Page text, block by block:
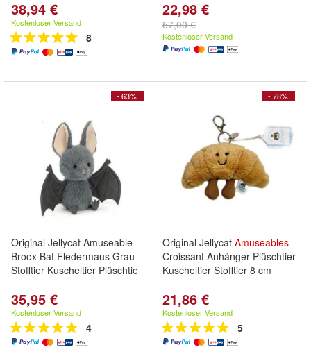
38,94 €
Kostenloser Versand
8
22,98 €
57,00 €
Kostenloser Versand
- 63%
Original Jellycat Amuseable
Broox Bat Fledermaus Grau
Stofftier Kuscheltier Plüschtie
35,95 €
Kostenloser Versand
4
- 78%
Original Jellycat Amuseables
Croissant Anhänger Plüschtier
Kuscheltier Stofftier 8 cm
21,86 €
Kostenloser Versand
5